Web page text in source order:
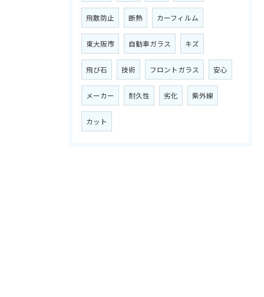
飛散防止 断熱 カーフィルム
東大阪市 自動車ガラス キズ
飛び石 技術 フロントガラス 安心
メーカー 耐久性 劣化 紫外線
カット